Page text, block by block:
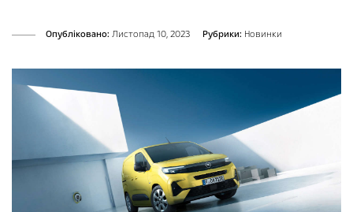
Опубліковано: Листопад 10, 2023 Рубрики: Новинки